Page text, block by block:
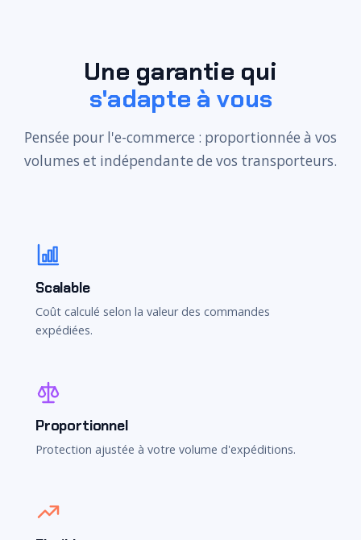
Une garantie qui
s'adapte à vous
Pensée pour l'e-commerce : proportionnée à vos
volumes et indépendante de vos transporteurs.
Scalable
Coût calculé selon la valeur des commandes
expédiées.
Proportionnel
Protection ajustée à votre volume d'expéditions.